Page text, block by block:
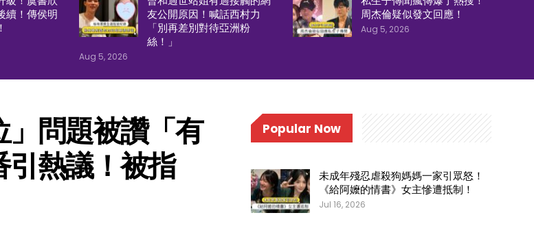
續！傳侯明
友公開原因！喊話西村力
「別再差別對待亞洲粉
絲！」
Aug 5, 2026
周杰倫疑似發文回應！
Aug 5, 2026
問題被讚「有
熱議！被指
Popular Now
未成年殘忍虐殺狗媽媽一家引眾怒！
《給阿嬤的情書》女主慘遭抵制！
Jul 16, 2026